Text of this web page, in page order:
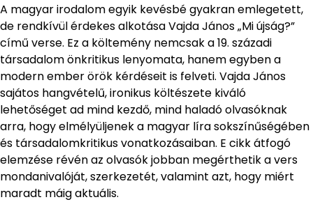
A magyar irodalom egyik kevésbé gyakran emlegetett,
de rendkívül érdekes alkotása Vajda János „Mi újság?”
című verse. Ez a költemény nemcsak a 19. századi
társadalom önkritikus lenyomata, hanem egyben a
modern ember örök kérdéseit is felveti. Vajda János
sajátos hangvételű, ironikus költészete kiváló
lehetőséget ad mind kezdő, mind haladó olvasóknak
arra, hogy elmélyüljenek a magyar líra sokszínűségében
és társadalomkritikus vonatkozásaiban. E cikk átfogó
elemzése révén az olvasók jobban megérthetik a vers
mondanivalóját, szerkezetét, valamint azt, hogy miért
maradt máig aktuális.